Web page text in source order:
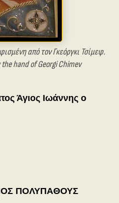
από τον Γκεόργκι Τσίμεφ.
hand of Georgi Chimev
Άγιος Ιωάννης ο
ΠΟΛΥΠΑΘΟΥΣ